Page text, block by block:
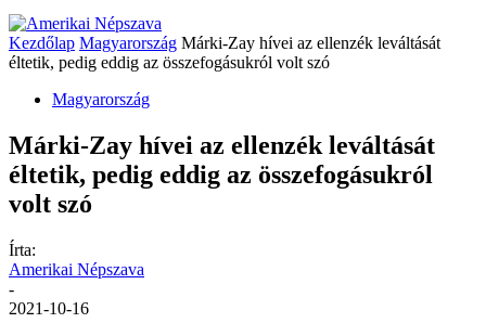
Kezdőlap Magyarország Márki-Zay hívei az ellenzék leváltását
éltetik, pedig eddig az összefogásukról volt szó
Magyarország
Márki-Zay hívei az ellenzék leváltását
éltetik, pedig eddig az összefogásukról
volt szó
Írta:
Amerikai Népszava
-
2021-10-16